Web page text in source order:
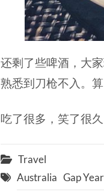
还剩了些啤酒，大
熟悉到刀枪不入。
吃了很多，笑了很
Travel
Australia Gap Year